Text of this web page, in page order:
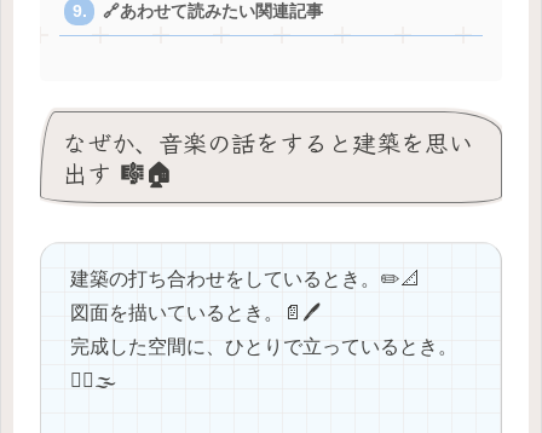
🔗あわせて読みたい関連記事
なぜか、音楽の話をすると建築を思い
出す 🎼🏠
建築の打ち合わせをしているとき。✏️📐
図面を描いているとき。📄🖊️
完成した空間に、ひとりで立っているとき。
🚶‍♂️🌫️